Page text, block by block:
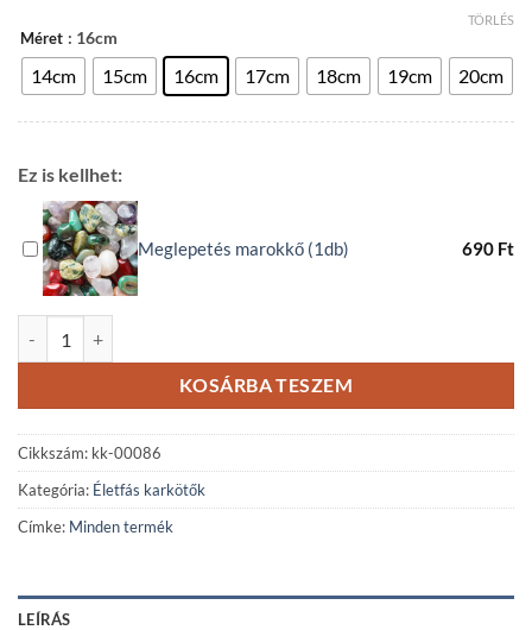
Méret : 16cm
14cm 15cm 16cm 17cm 18cm 19cm 20cm
TÖRLÉS
Ez is kellhet:
Meglepetés marokkő (1db) 690 Ft
KOSÁRBA TESZEM
Cikkszám: kk-00086
Kategória: Életfás karkötők
Címke: Minden termék
LEÍRÁS